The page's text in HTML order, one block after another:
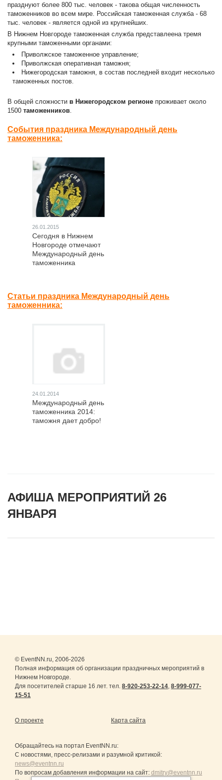
празднуют более 800 тыс. человек - такова общая численность
таможенников во всем мире. Российская таможенная служба - 68
тыс. человек - является одной из крупнейших.
В Нижнем Новгороде таможенная служба представлеена тремя
крупными таможенными органами:
Приволжское таможенное управление;
Приволжская оперативная таможня;
Нижегородская таможня, в состав последней входит несколько
таможенных постов.
В общей сложности в Нижегородском регионе проживает около
1500 таможенников.
События праздника Международный день
таможенника:
26.01.2015
Сегодня в Нижнем
Новгороде отмечают
Международный день
таможенника
Статьи праздника Международный день
таможенника:
24.01.2014
Международный день
таможенника 2014:
таможня дает добро!
АФИША МЕРОПРИЯТИЙ 26
ЯНВАРЯ
© EventNN.ru, 2006-2026
Полная информация об организации праздничных мероприятий в
Нижнем Новгороде.
Для посетителей старше 16 лет. тел. 8-920-253-22-14, 8-999-077-
15-51
О проекте Карта сайта
Обращайтесь на портал EventNN.ru:
С новостями, пресс-релизами и разумной критикой:
news@eventnn.ru
По вопросам добавления информации на сайт: dmitry@eventnn.ru